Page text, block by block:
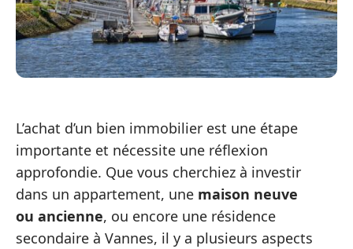
L’achat d’un bien immobilier est une étape
importante et nécessite une réflexion
approfondie. Que vous cherchiez à investir
dans un appartement, une maison neuve
ou ancienne, ou encore une résidence
secondaire à Vannes, il y a plusieurs aspects